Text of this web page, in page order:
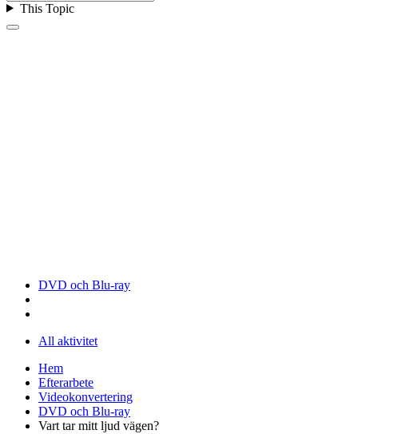
This Topic
DVD och Blu-ray
All aktivitet
Hem
Efterarbete
Videokonvertering
DVD och Blu-ray
Vart tar mitt ljud vägen?